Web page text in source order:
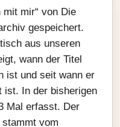
mit mir“ von Die
gespeichert.
aus unseren
wann der Titel
ist und seit wann er
ist. In der bisherigen
Mal erfasst. Der
vom